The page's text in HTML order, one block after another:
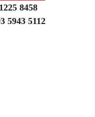
8458
5943 5112